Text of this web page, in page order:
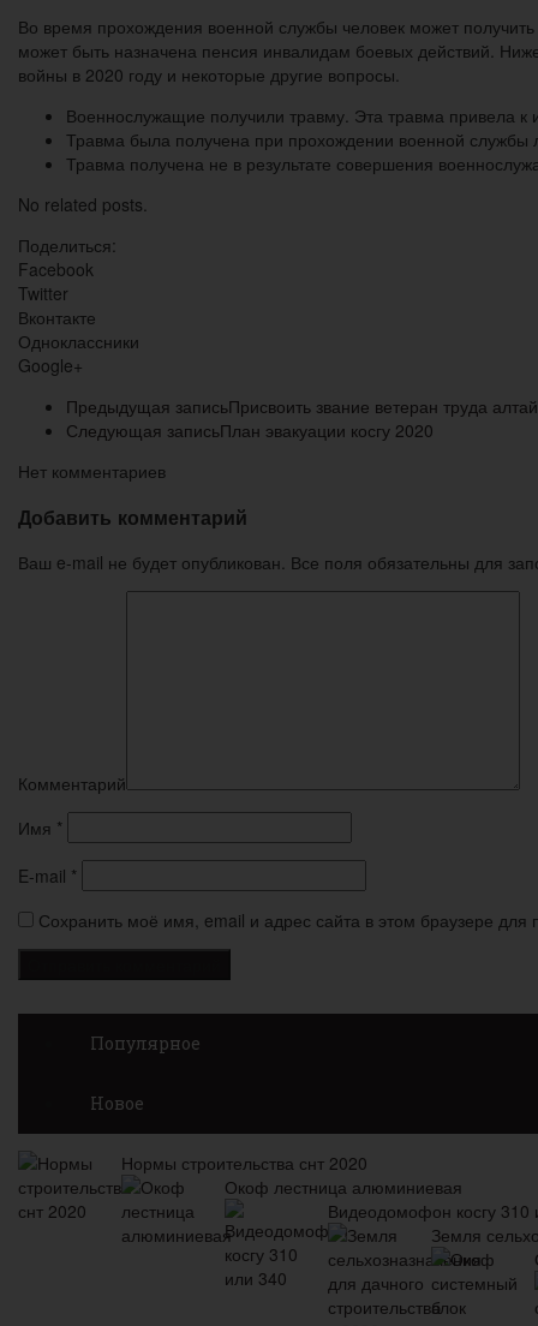
Во время прохождения военной службы человек может
может быть назначена пенсия инвалидам боевых действий.
войны в 2020 году и некоторые другие вопросы.
Военнослужащие получили травму. Эта травма привела к
Травма была получена при прохождении военной
Травма получена не в результате совершения
No related posts.
Поделиться:
Facebook
Twitter
Вконтакте
Одноклассники
Google+
Предыдущая записьПрисвоить звание ветеран труда
Следующая записьПлан эвакуации косгу 2020
Нет комментариев
Добавить комментарий
Ваш e-mail не будет опубликован. Все поля обязательны для
Комментарий
Имя *
E-mail *
Сохранить моё имя, email и адрес сайта в этом браузере
Популярное
Новое
Нормы строительства снт 2020
Окоф лестница алюминиевая
Видеодомофон косгу 310
Земля